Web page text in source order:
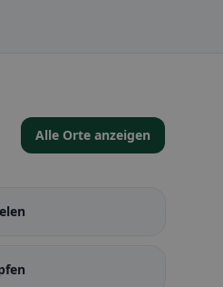
Alle Orte anzeigen